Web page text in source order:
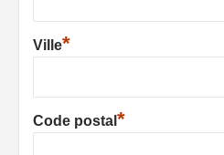
Ville*
Code postal *